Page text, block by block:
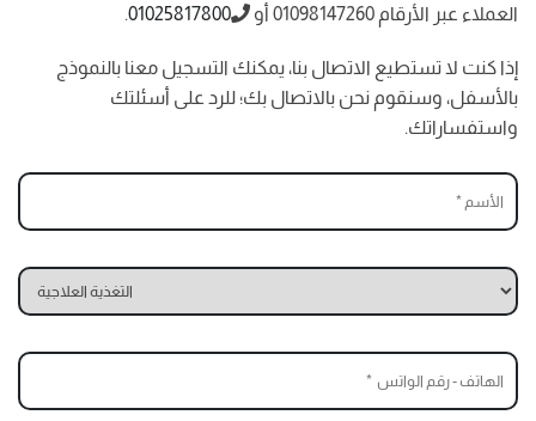
العملاء عبر الأرقام 01098147260 أو
01025817800
.
إذا كنت لا تستطيع الاتصال بنا، يمكنك التسجيل معنا بالنموذج
بالأسفل، وسنقوم نحن بالاتصال بك؛ للرد على أسئلتك
واستفساراتك.